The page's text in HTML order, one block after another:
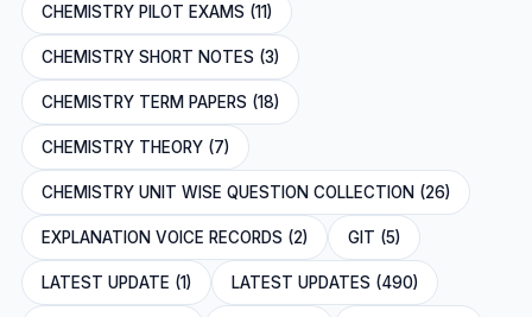
CHEMISTRY PILOT EXAMS (11)
CHEMISTRY SHORT NOTES (3)
CHEMISTRY TERM PAPERS (18)
CHEMISTRY THEORY (7)
CHEMISTRY UNIT WISE QUESTION COLLECTION (26)
EXPLANATION VOICE RECORDS (2) GIT (5)
LATEST UPDATE (1) LATEST UPDATES (490)